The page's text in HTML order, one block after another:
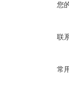
您
联
常